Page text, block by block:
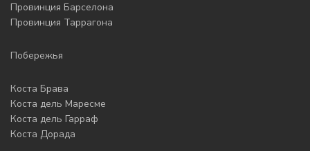
Провинция Барселона
Провинция Таррагона
Побережья
Коста Брава
Коста дель Маресме
Коста дель Гарраф
Коста Дорада